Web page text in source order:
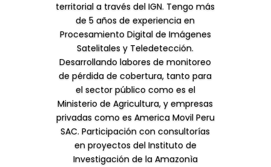
territorial a través del IGN. Tengo más
de 5 años de experiencia en
Procesamiento Digital de Imágenes
Satelitales y Teledetección.
Desarrollando labores de monitoreo
de pérdida de cobertura, tanto para
el sector público como es el
Ministerio de Agricultura, y empresas
privadas como es America Movil Peru
SAC. Participación con consultorías
en proyectos del Instituto de
Investigación de la Amazonìa